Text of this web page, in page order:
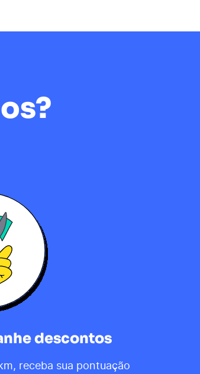
descontos
receba sua pontuação